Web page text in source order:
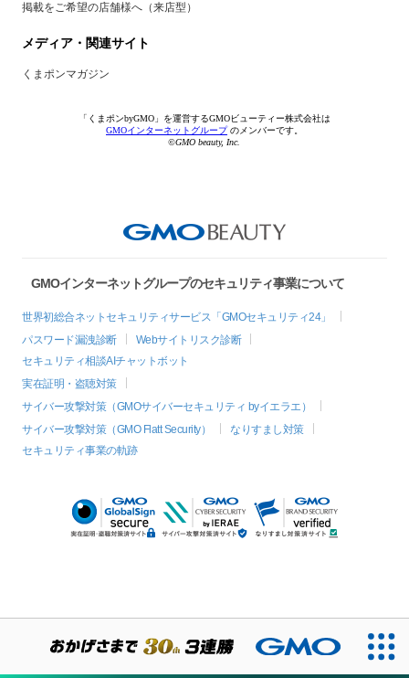
掲載をご希望の店舗様へ（来店型）
メディア・関連サイト
くまポンマガジン
「くまポンbyGMO」を運営するGMOビューティー株式会社は
GMOインターネットグループのメンバーです。
©GMO beauty, Inc.
GMOインターネットグループのセキュリティ事業について
世界初総合ネットセキュリティサービス「GMOセキュリティ24」
パスワード漏洩診断
Webサイトリスク診断
セキュリティ相談AIチャットボット
実在証明・盗聴対策
サイバー攻撃対策（GMOサイバーセキュリティ byイエラエ）
サイバー攻撃対策（GMO Flatt Security）
なりすまし対策
セキュリティ事業の軌跡